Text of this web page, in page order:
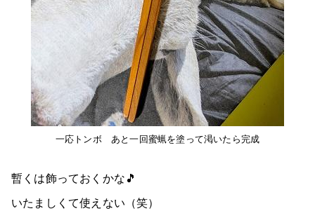
一応トンボ あと一回蜜蝋を塗って渇いたら完成
暫くは飾っておくかな🎵
いたましくて使えない（笑）